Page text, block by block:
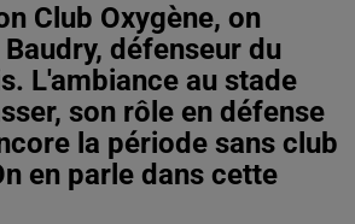
Club Oxygène, on
défenseur du
L'ambiance au stade
son rôle en défense
la période sans club
en parle dans cette